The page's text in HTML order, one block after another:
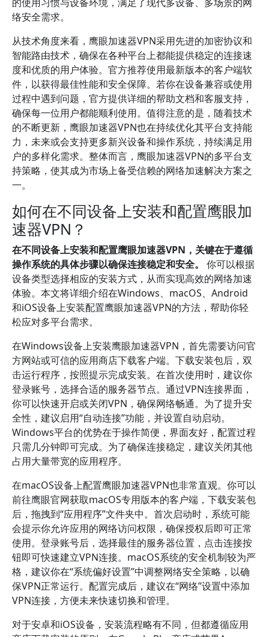
络安全需求。
从技术角度来看，鹰眼加速器VPN采用先进的加密协议和
智能路由技术，确保在各种平台上都能提供稳定的连接速
度和优质的用户体验。官方推荐使用最新版本的客户端软
件，以获得最佳性能和安全保障。若你在设备兼容或使用
过程中遇到问题，官方提供详细的帮助文档和客服支持，
确保每一位用户都能顺利使用。值得注意的是，随着技术
的不断更新，鹰眼加速器VPN也在持续优化其平台支持能
力，未来或会支持更多新兴设备和操作系统，持续满足用
户的多样化需求。整体而言，鹰眼加速器VPN的多平台支
持策略，使其成为市场上备受信赖的网络加速解决方案之
一。
如何在不同设备上安装和配置鹰眼加
速器VPN？
在不同设备上安装和配置鹰眼加速器VPN，关键在于遵循
操作系统的具体步骤以确保连接稳定和安全。
你可以根据
设备类型选择相应的安装方式，从而实现高效的网络加速
体验。本文将详细介绍在Windows、macOS、Android
和iOS设备上安装配置鹰眼加速器VPN的方法，帮助你轻
松应对多平台需求。
在Windows设备上安装鹰眼加速器VPN，首先需要访问官
方网站或可信的应用商店下载客户端。下载安装包后，双
击运行程序，按照提示完成安装。在首次使用时，建议你
登录账号，选择合适的服务器节点。通过VPN连接界面，
你可以快速开启或关闭VPN，确保网络畅通。为了提升安
全性，建议启用“自动连接”功能，并设置自动启动。
Windows平台的优势在于操作简便，界面友好，配置过程
只需几分钟即可完成。为了确保连接稳定，建议关闭其他
占用大量带宽的应用程序。
在macOS设备上配置鹰眼加速器VPN也非常直观。你可以
前往鹰眼官网获取macOS专用版本的客户端，下载安装包
后，拖拽到“应用程序”文件夹中。首次启动时，系统可能
会提示你允许应用的网络访问权限，确保授权后即可正常
使用。登录账号后，选择最佳的服务器位置，点击连接按
钮即可快速建立VPN连接。macOS系统的安全机制较为严
格，建议你在“系统偏好设置”中调整网络安全策略，以确
保VPN正常运行。配置完成后，建议在“网络”设置中添加
VPN连接，方便未来快速切换和管理。
对于安卓和iOS设备，安装流程略有不同，但都遵循应用